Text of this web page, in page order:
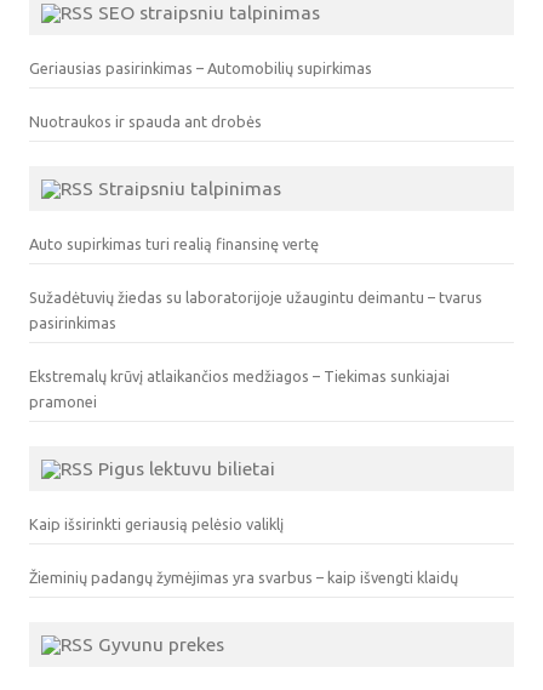
SEO straipsniu talpinimas
Geriausias pasirinkimas – Automobilių supirkimas
Nuotraukos ir spauda ant drobės
Straipsniu talpinimas
Auto supirkimas turi realią finansinę vertę
Sužadėtuvių žiedas su laboratorijoje užaugintu deimantu – tvarus
pasirinkimas
Ekstremalų krūvį atlaikančios medžiagos – Tiekimas sunkiajai
pramonei
Pigus lektuvu bilietai
Kaip išsirinkti geriausią pelėsio valiklį
Žieminių padangų žymėjimas yra svarbus – kaip išvengti klaidų
Gyvunu prekes